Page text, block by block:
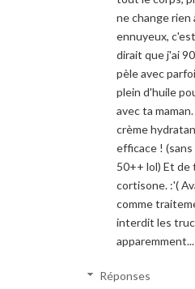
ne change rien
ennuyeux,
dirait que j'ai
pèle avec
plein d'huile
avec ta
crème
efficace !
50++ lol) Et de
cortisone. :'(
comme
interdit les
apparemment...
Réponses